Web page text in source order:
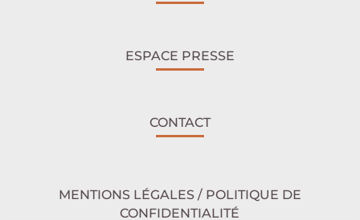
ESPACE PRESSE
CONTACT
MENTIONS LÉGALES / POLITIQUE DE
CONFIDENTIALITÉ